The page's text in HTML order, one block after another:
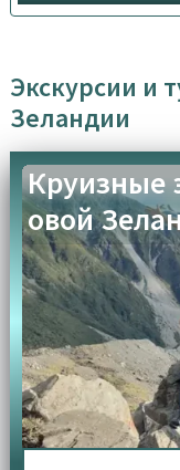
Экскурсии и
Зеландии
Круизные
овой